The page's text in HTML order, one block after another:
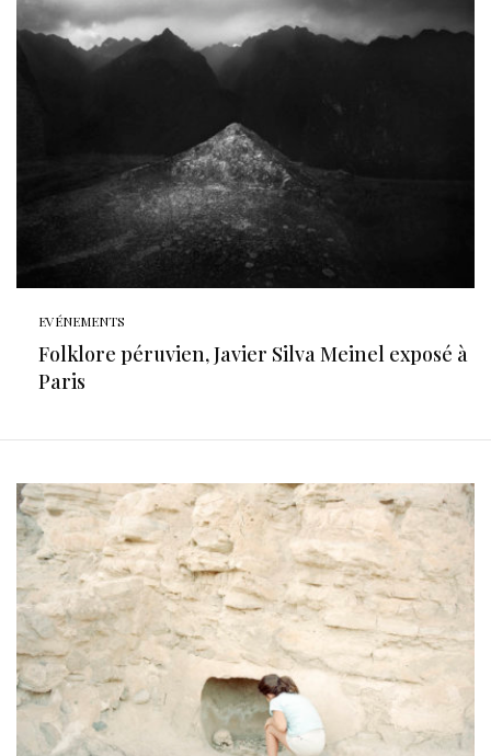
EVÉNEMENTS
Folklore péruvien, Javier Silva Meinel exposé à
Paris